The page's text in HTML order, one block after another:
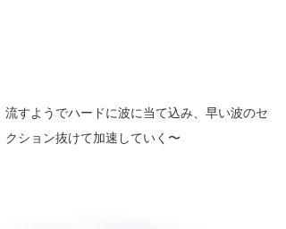
流すようでハードに波に当て込み、早い波のセ
クション抜けて加速していく〜